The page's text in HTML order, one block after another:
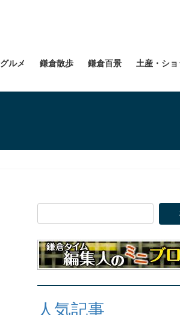
グルメ 鎌倉散歩 鎌倉百景 土産・シ
人気記事